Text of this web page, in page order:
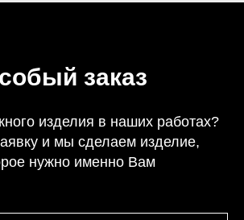
заказ
изделия в наших работах?
и мы сделаем изделие,
нужно именно Вам